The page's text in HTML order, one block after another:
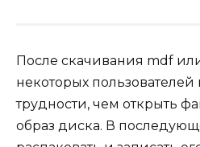
После скачивания mdf
некоторых пользователей
трудности, чем открыть
образ диска. В